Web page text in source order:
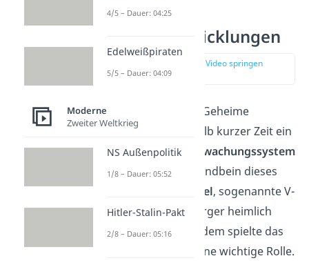
Weitere Entwicklungen
zur Stelle im Video springen
(02:37)
Daraufhin baute die Geheime
Staatspolizei innerhalb kurzer Zeit ein
ausgeklügeltesÜberwachungssystem
auf. Ein wichtiges Standbein dieses
Spitzel, sogenannte V-
Leute, die ihre Mitbürger heimlich
überwachten. Außerdem spielte das
eine wichtige Rolle.
4/5 – Dauer: 04:25
Edelweißpiraten
5/5 – Dauer: 04:09
Moderne
Zweiter Weltkrieg
NS Außenpolitik
1/8 – Dauer: 05:52
Hitler-Stalin-Pakt
2/8 – Dauer: 05:16